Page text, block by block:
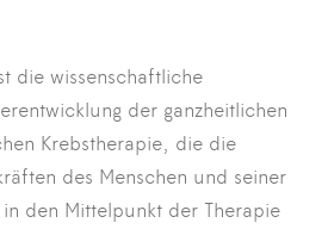
die wissenschaftliche
der ganzheitlichen
Krebstherapie, die die
des Menschen und seiner
den Mittelpunkt der Therapie